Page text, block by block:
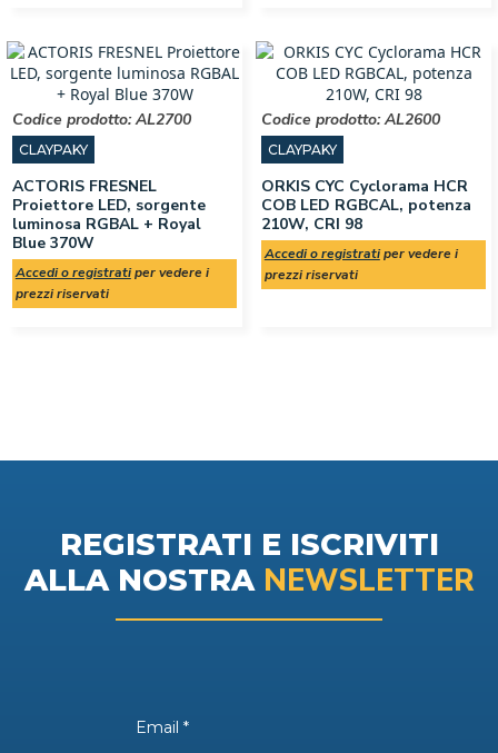
Codice prodotto:AL2700
CLAYPAKY
ACTORIS FRESNEL
Proiettore LED, sorgente
luminosa RGBAL + Royal
Blue 370W
Accedi o registratiper vedere i
prezzi riservati
Codice prodotto:AL2600
CLAYPAKY
ORKIS CYC Cyclorama HCR
COB LED RGBCAL, potenza
210W, CRI 98
Accedi o registratiper vedere i
prezzi riservati
REGISTRATI E ISCRIVITI
ALLA NOSTRA NEWSLETTER